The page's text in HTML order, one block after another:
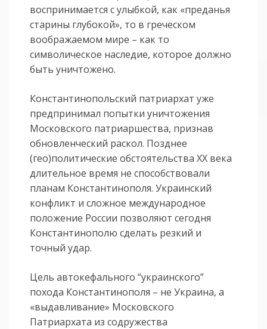
воспринимается с улыбкой, как «преданья
старины глубокой», то в греческом
воображаемом мире – как то
символическое наследие, которое должно
быть уничтожено.
Константинопольский патриархат уже
предпринимал попытки уничтожения
Московского патриаршества, признав
обновленческий раскол. Позднее
(гео)политические обстоятельства XX века
длительное время не способствовали
планам Константинополя. Украинский
конфликт и сложное международное
положение России позволяют сегодня
Константинополю сделать резкий и
точный удар.
Цель автокефального “украинского”
похода Константинополя – не Украина, а
«выдавливание» Московского
Патриархата из содружества